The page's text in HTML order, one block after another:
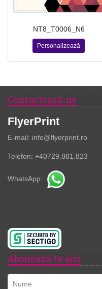
NT8_T0006_N6
Personalizează
Contactează-ne
FlyerPrint
E-mail: info@flyerprint.ro
Telefon: +40729.881.823
WhatsApp:
Abonează-te aici
Nume